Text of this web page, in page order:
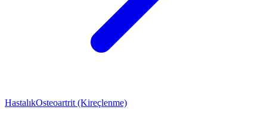
HastalıkOsteoartrit (Kireçlenme)